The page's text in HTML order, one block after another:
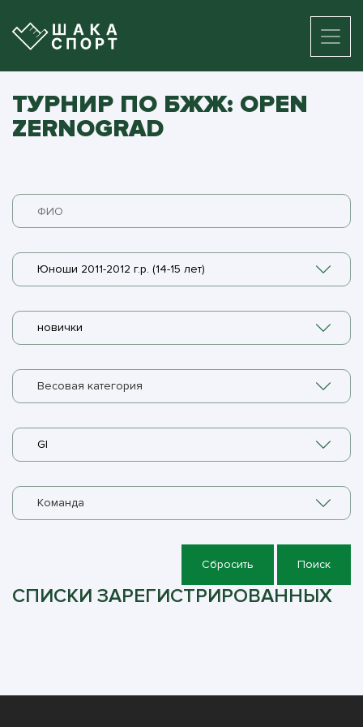
ТУРНИР ПО БЖЖ: OPEN
ZERNOGRAD
Юноши 2011-2012 г.р. (14-15 лет)
новички
Весовая категория
GI
Команда
Сбросить Поиск
СПИСКИ ЗАРЕГИСТРИРОВАННЫХ